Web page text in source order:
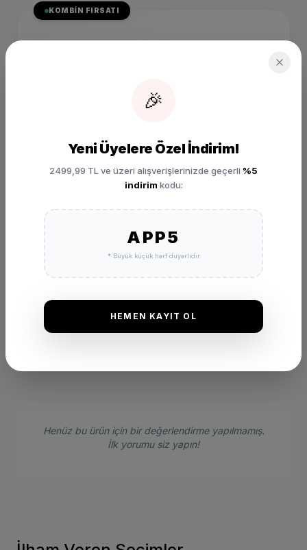
KOMBIN FIRSATI
₺ 4.999,00
★ (0 Yorum)
Henüz bu ürün için bir değerlendirme yapılmamış.
İlk yorumu siz yapın!
🎉
Yeni Üyelere Özel İndirim!
2499,99 TL ve üzeri alışverişlerinizde geçerli %5
indirim kodu:
APP5
* Büyük küçük harf duyarlıdır
HEMEN KAYIT OL